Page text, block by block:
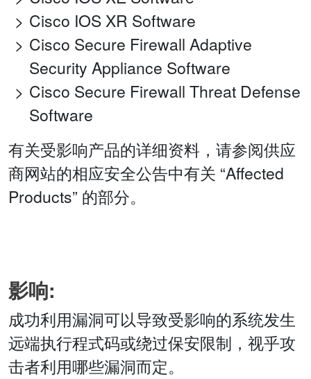
Cisco IOS XR Software
Cisco Secure Firewall Adaptive
Security Appliance Software
Cisco Secure Firewall Threat Defense
Software
有关受影响产品的详细资料，请参阅供应
商网站的相应安全公告中有关 “Affected
Products” 的部分。
影响:
成功利用漏洞可以导致受影响的系统发生
远端执行程式码或绕过保安限制，视乎攻
击者利用哪些漏洞而定。